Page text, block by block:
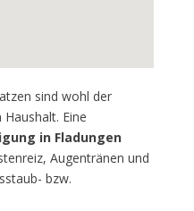
sind wohl der
Eine
in Fladungen
Augentränen und
bzw.